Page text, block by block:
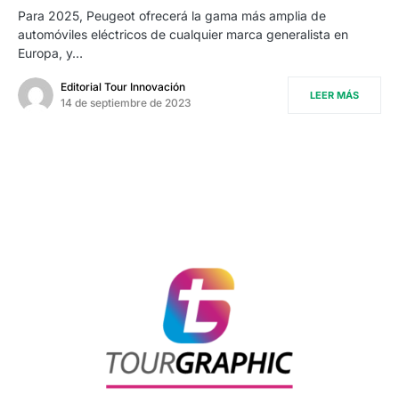
Para 2025, Peugeot ofrecerá la gama más amplia de
automóviles eléctricos de cualquier marca generalista en
Europa, y…
Editorial Tour Innovación
14 de septiembre de 2023
LEER MÁS